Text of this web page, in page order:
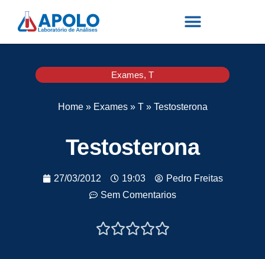
Exames, T
Home» Exames» T» Testosterona
Testosterona
27/03/2012 19:03
Pedro Freitas
Sem Comentarios
